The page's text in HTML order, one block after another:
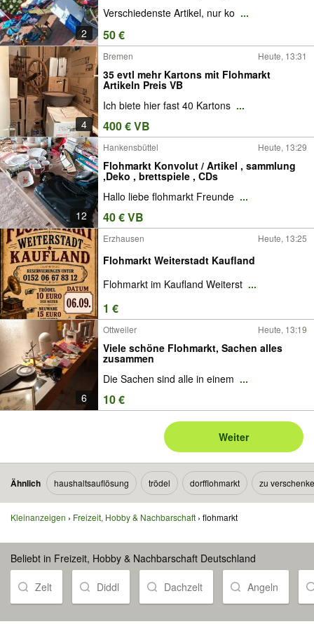
2
Verschiedenste Artikel, nur ko ...
50 €
4
Bremen Heute, 13:31
35 evtl mehr Kartons mit Flohmarkt
Artikeln Preis VB
Ich biete hier fast 40 Kartons ...
400 € VB
12
Hankensbüttel Heute, 13:29
Flohmarkt Konvolut / Artikel , sammlung
,Deko , brettspiele , CDs
Hallo liebe flohmarkt Freunde ...
40 € VB
Erzhausen Heute, 13:25
Flohmarkt Weiterstadt Kaufland
Flohmarkt im Kaufland Weiterst ...
1 €
6
Ottweiler Heute, 13:19
Viele schöne Flohmarkt, Sachen alles
zusammen
Die Sachen sind alle in einem ...
10 €
Weiter
Ähnlich haushaltsauflösung trödel dorfflohmarkt zu
Kleinanzeigen Freizeit, Hobby & Nachbarschaft flohmarkt
Beliebt in Freizeit, Hobby & Nachbarschaft Deutschland
Zelt Diddl Dachzelt Angeln